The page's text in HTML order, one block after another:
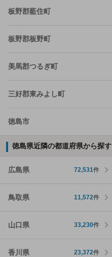
板野郡藍住町
板野郡板野町
美馬郡つるぎ町
三好郡東みよし町
徳島市
徳島県近隣の都道府県から探す
広島県 72,531件
鳥取県 11,572件
山口県 33,230件
香川県 23,372件